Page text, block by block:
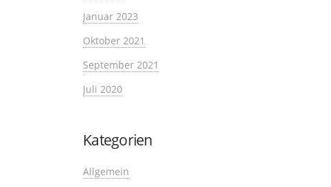
Januar 2023
Oktober 2021
September 2021
Juli 2020
Kategorien
Allgemein